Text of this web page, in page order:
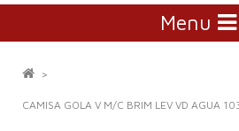
Menu
CAMISA GOLA V M/C BRIM LEV VD AGUA